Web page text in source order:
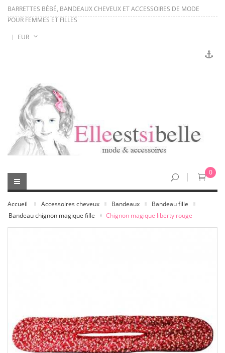
BARRETTES BÉBÉ, BANDEAUX CHEVEUX ET ACCESSOIRES DE MODE
POUR FEMMES ET FILLES
EUR
0
Accueil Accessoires cheveux Bandeaux
Bandeau fille
Bandeau chignon magique fille
Chignon magique liberty rouge